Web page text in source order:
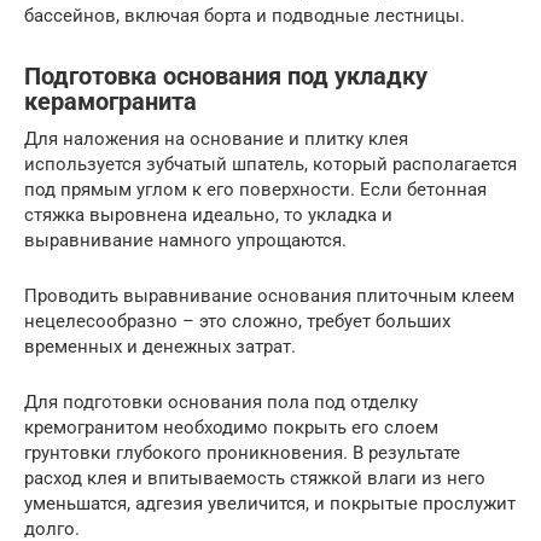
бассейнов, включая борта и подводные лестницы.
Подготовка основания под укладку
керамогранита
Для наложения на основание и плитку клея
используется зубчатый шпатель, который располагается
под прямым углом к его поверхности. Если бетонная
стяжка выровнена идеально, то укладка и
выравнивание намного упрощаются.
Проводить выравнивание основания плиточным клеем
нецелесообразно – это сложно, требует больших
временных и денежных затрат.
Для подготовки основания пола под отделку
кремогранитом необходимо покрыть его слоем
грунтовки глубокого проникновения. В результате
расход клея и впитываемость стяжкой влаги из него
уменьшатся, адгезия увеличится, и покрытые прослужит
долго.